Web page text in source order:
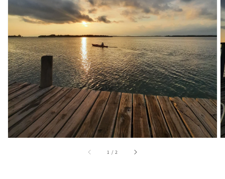
Ouvrir
1
des
supports
multimédia
dans
la
vue
de
la
galerie
1 /sur
2